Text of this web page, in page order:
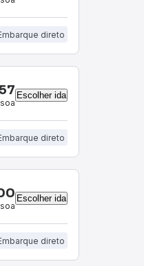
direto
Escolher ida
direto
Escolher ida
direto